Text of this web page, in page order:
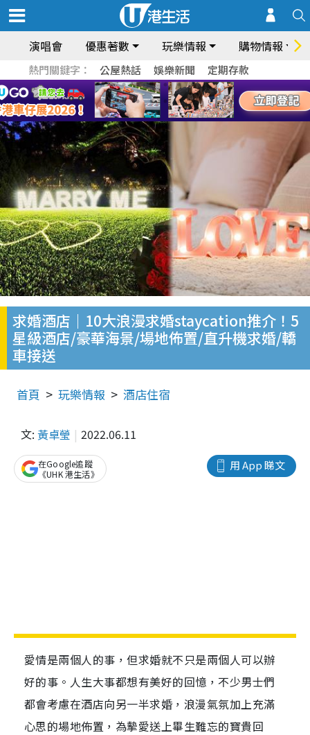
演唱會 優惠著數 玩樂情報 購物情報
熱門關鍵字： 公屋熱話 娛樂新聞 定期存款
求婚酒店｜10大浪漫求婚staycation推介！5
星級酒店/豪華海景/場地佈置/直升機求婚/轎
車接送
首頁 玩樂情報 酒店住宿
文: 黃卓瑩 2022.06.11
用 App 睇文
在Google追蹤
《UHK 港生活》
愛情是兩個人的事，但求婚就不只是兩個人可以辦
好的事。人生大事都想有美好的回憶，不少男士們
都會考慮在酒店向另一半求婚，浪漫氣氛加上充滿
心思的場地佈置，為摰愛送上畢生難忘的寶貴回